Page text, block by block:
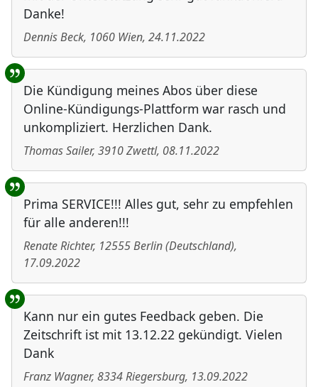
Danke!
Dennis Beck, 1060 Wien, 24.11.2022
Die Kündigung meines Abos über diese
Online-Kündigungs-Plattform war rasch und
unkompliziert. Herzlichen Dank.
Thomas Sailer, 3910Zwettl, 08.11.2022
Prima SERVICE!!! Alles gut, sehr zu empfehlen
für alle anderen!!!
Renate Richter, 12555Berlin(Deutschland),
17.09.2022
Kann nur ein gutes Feedback geben. Die
Zeitschrift ist mit 13.12.22 gekündigt. Vielen
Dank
Franz Wagner, 8334Riegersburg, 13.09.2022